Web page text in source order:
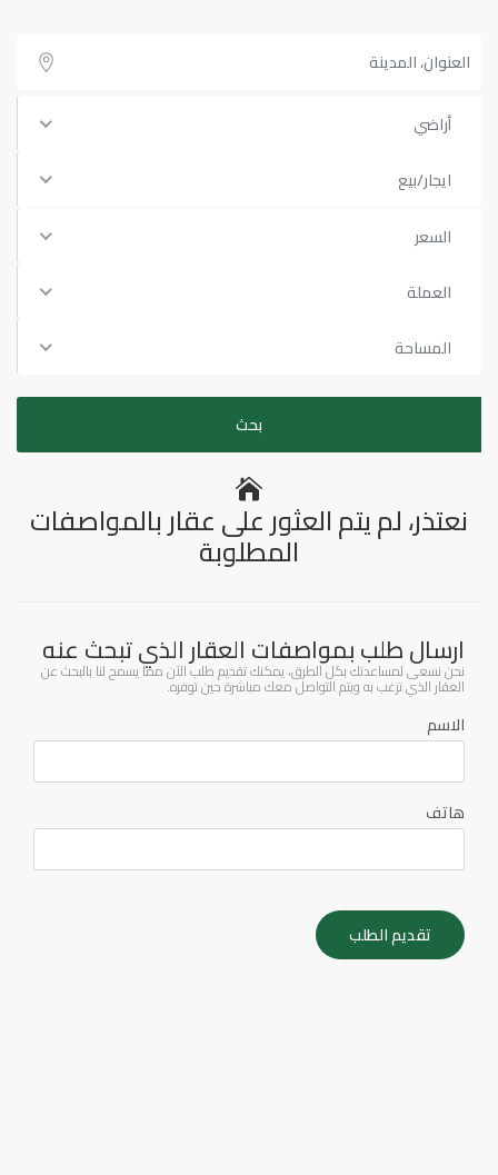
أراضي
ايجار/بيع
السعر
العملة
المساحة
نعتذر، لم يتم العثور على عقار بالمواصفات
المطلوبة
ارسال طلب بمواصفات العقار الذي تبحث عنه
نحن نسعى لمساعدتك بكل الطرق، يمكنك تقديم طلب الآن مما يسمح لنا بالبحث عن
العقار الذي ترغب به ويتم التواصل معك مباشرة حين توفره.
الاسم
هاتف
تقديم الطلب